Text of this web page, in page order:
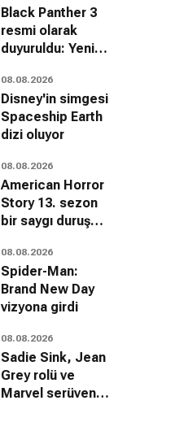
Black Panther 3
resmi olarak
duyuruldu: Yeni
08.08.2026
Disney'in simgesi
Spaceship Earth
dizi oluyor
08.08.2026
American Horror
Story 13. sezon
bir saygı duruşu
08.08.2026
Spider-Man:
Brand New Day
vizyona girdi
08.08.2026
Sadie Sink, Jean
Grey rolü ve
Marvel serüveni